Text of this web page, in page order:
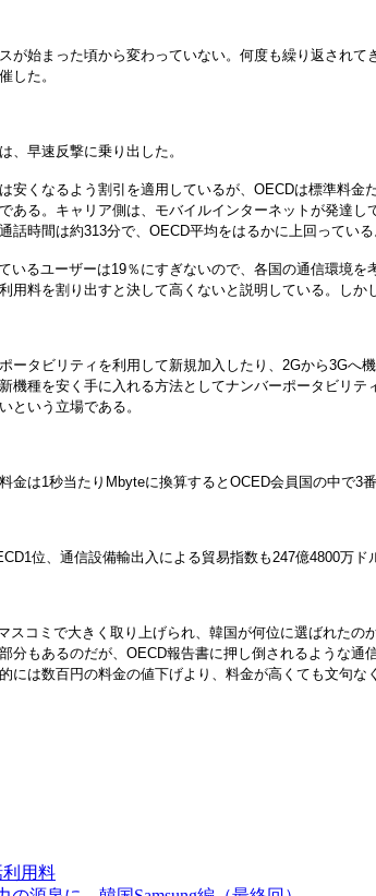
始まった頃から変わっていない。何度も繰り返され
した。
早速反撃に乗り出した。
安くなるよう割引を適用しているが、OECDは標準料
ある。キャリア側は、モバイルインターネットが発達
時間は約313分で、OECD平均をはるかに上回ってい
るユーザーは19％にすぎないので、各国の通信環境
料を割り出すと決して高くないと説明している。しか
タビリティを利用して新規加入したり、2Gから3G
機種を安く手に入れる方法としてナンバーポータビリ
という立場である。
は1秒当たりMbyteに換算するとOCED会員国の中で3
位、通信設備輸出入による貿易指数も247億4800万
コミで大きく取り上げられ、韓国が何位に選ばれた
分もあるのだが、OECD報告書に押し倒されるような
は数百円の料金の値下げより、料金が高くても文句
用料